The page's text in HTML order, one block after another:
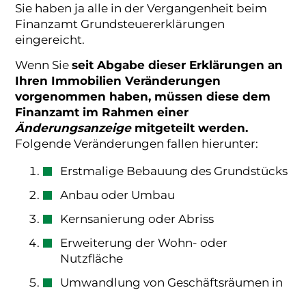
Sie haben ja alle in der Vergangenheit beim
Finanzamt Grundsteuererklärungen
eingereicht.
Wenn Sieseit Abgabe dieser Erklärungen an
Ihren Immobilien Veränderungen
vorgenommen haben, müssen diese dem
Finanzamt im Rahmen einer
Änderungsanzeige mitgeteilt werden.
Folgende Veränderungen fallen hierunter:
Erstmalige Bebauung des Grundstücks
Anbau oder Umbau
Kernsanierung oder Abriss
Erweiterung der Wohn- oder
Nutzfläche
Umwandlung von Geschäftsräumen in